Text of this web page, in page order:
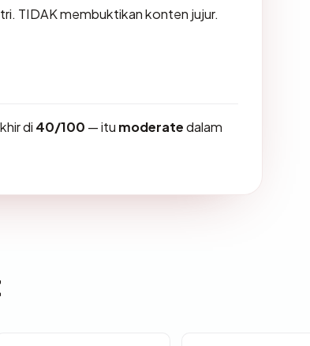
TIDAK membuktikan konten jujur.
di 40/100 — itu moderatedalam